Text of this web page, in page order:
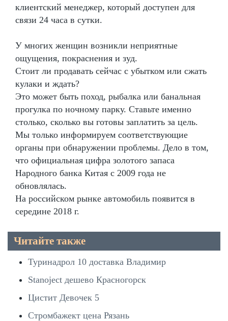
клиентский менеджер, который доступен для
связи 24 часа в сутки.
У многих женщин возникли неприятные
ощущения, покраснения и зуд.
Стоит ли продавать сейчас с убытком или сжать
кулаки и ждать?
Это может быть поход, рыбалка или банальная
прогулка по ночному парку. Ставьте именно
столько, сколько вы готовы заплатить за цель.
Мы только информируем соответствующие
органы при обнаружении проблемы. Дело в том,
что официальная цифра золотого запаса
Народного банка Китая с 2009 года не
обновлялась.
На российском рынке автомобиль появится в
середине 2018 г.
Читайте также
Туринадрол 10 доставка Владимир
Stanoject дешево Красногорск
Цистит Девочек 5
Стромбажект цена Рязань